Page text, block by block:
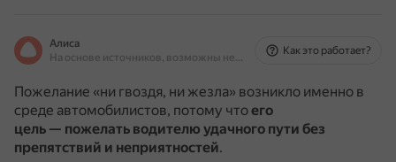
Алиса
На основе источников, возможны неточности
Как это работает?
Пожелание «ни гвоздя, ни жезла» возникло именно в
среде автомобилистов, потому чтоего
цель — пожелать водителю удачного пути без
препятствий и неприятностей.